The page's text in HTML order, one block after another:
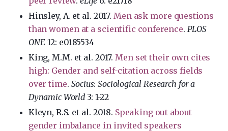
Hinsley, A. et al. 2017.Men ask more questions
than women at a scientific conference. PLOS
ONE12: e0185534
King, M.M. et al. 2017.Men set their own cites
high: Gender and self-citation across fields
over time. Socius: Sociological Research for a
Dynamic World3: 1-22
Kleyn, R.S. et al. 2018. Speaking out about
gender imbalance in invited speakers